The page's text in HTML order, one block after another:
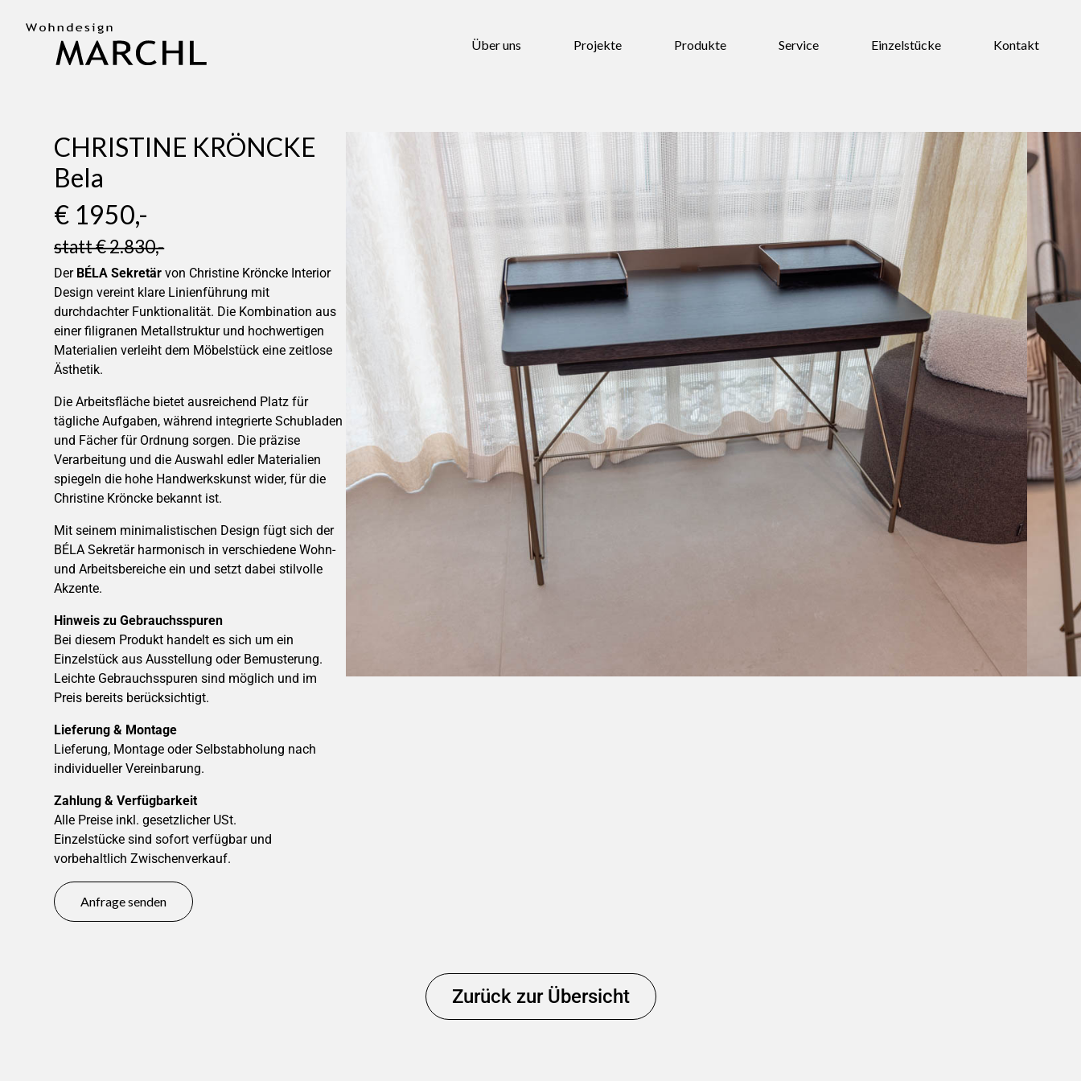
Über uns Projekte Produkte Service Einzelstücke Kontakt
CHRISTINE KRÖNCKE
Bela
€ 1950,-
statt € 2.830,-
Der BÉLA Sekretär von Christine Kröncke Interior
Design vereint klare Linienführung mit
durchdachter Funktionalität. Die Kombination aus
einer filigranen Metallstruktur und hochwertigen
Materialien verleiht dem Möbelstück eine zeitlose
Ästhetik.
Die Arbeitsfläche bietet ausreichend Platz für
tägliche Aufgaben, während integrierte Schubladen
und Fächer für Ordnung sorgen. Die präzise
Verarbeitung und die Auswahl edler Materialien
spiegeln die hohe Handwerkskunst wider, für die
Christine Kröncke bekannt ist.
Mit seinem minimalistischen Design fügt sich der
BÉLA Sekretär harmonisch in verschiedene Wohn-
und Arbeitsbereiche ein und setzt dabei stilvolle
Akzente.
Hinweis zu Gebrauchsspuren
Bei diesem Produkt handelt es sich um ein
Einzelstück aus Ausstellung oder Bemusterung.
Leichte Gebrauchsspuren sind möglich und im
Preis bereits berücksichtigt.
Lieferung & Montage
Lieferung, Montage oder Selbstabholung nach
individueller Vereinbarung.
Zahlung & Verfügbarkeit
Alle Preise inkl. gesetzlicher USt.
Einzelstücke sind sofort verfügbar und
vorbehaltlich Zwischenverkauf.
Anfrage senden
Zurück zur Übersicht